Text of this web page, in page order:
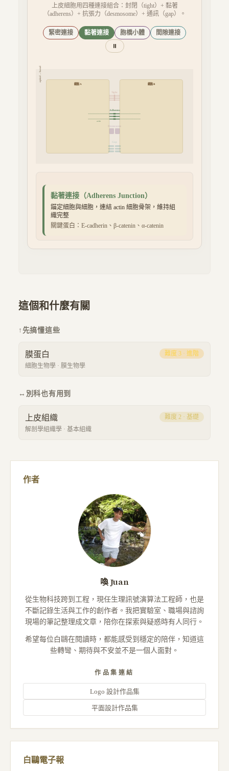
上皮細胞用四種連接組合：封閉（tight）+ 黏著
（adherens）+ 抗張力（desmosome）+ 通訊（gap）。
緊密連接 黏著連接 胞橋小體
間隙連接
⏸
細胞 A 細胞 B
Tight
Adherens
Desmosome
Gap
apical → basal
黏著連接 （ Adherens Junction ）
錨定細胞與細胞，連結 actin 細胞骨架，維持組
織完整
關鍵蛋白：
這個和什麼有關
↑ 先搞懂這些
膜蛋白
細胞生物學 · 膜生物學
難度 3 · 進階
↔ 別科也有用到
上皮組織
解剖學組織學 · 基本組織
難度 2 · 基礎
作者
喚 Juan
從生物科技跨到工程，現任生理訊號演算法工程師，也是
不斷記錄生活與工作的創作者。我把實驗室、職場與諮詢
現場的筆記整理成文章，陪你在探索與疑惑時有人同行。
希望每位白鷗在閱讀時，都能感受到穩定的陪伴，知道這
些轉彎、期待與不安並不是一個人面對。
作品集連結
Logo 設計作品集
平面設計作品集
白鷗電子報